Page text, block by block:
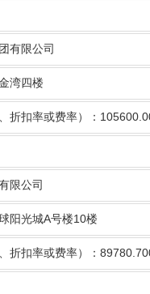
有限公司
湾四楼
折扣率或费率）：
限公司
阳光城A号楼10楼
折扣率或费率）：